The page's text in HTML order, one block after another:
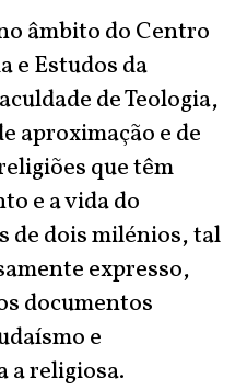
âmbito do Centro
e Estudos da
de Teologia,
aproximação e de
que têm
e a vida do
de dois milénios, tal
expresso,
documentos
e
a religiosa.